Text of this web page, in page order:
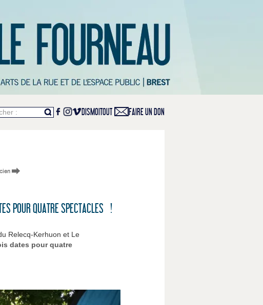
: DISMOITOUT FAIRE UN DON
POUR QUATRE SPECTACLES !
Relecq-Kerhuon et Le
dates pour quatre